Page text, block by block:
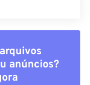
anúncios?